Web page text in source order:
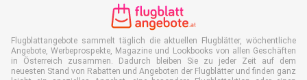
Flugblattangebote sammelt täglich die aktuellen Flugblätter, wöchentliche
Angebote, Werbeprospekte, Magazine und Lookbooks von allen Geschäften
in Österreich zusammen. Dadurch bleiben Sie zu jeder Zeit auf dem
neuesten Stand von Rabatten und Angeboten der Flugblätter und finden ganz